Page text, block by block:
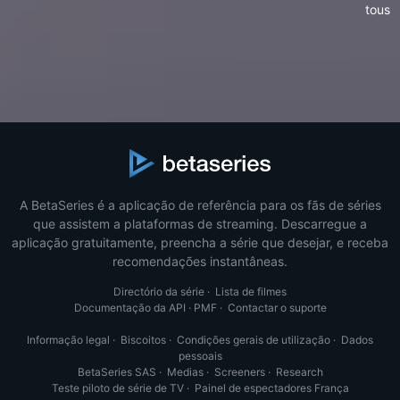
tous
A BetaSeries é a aplicação de referência para os fãs de séries
que assistem a plataformas de streaming. Descarregue a
aplicação gratuitamente, preencha a série que desejar, e receba
recomendações instantâneas.
Directório da série · Lista de filmes
Documentação da API · PMF· Contactar o suporte
Informação legal · Biscoitos · Condições gerais de utilização · Dados
pessoais
BetaSeries SAS · Medias· Screeners· Research
Teste piloto de série de TV· Painel de espectadores França